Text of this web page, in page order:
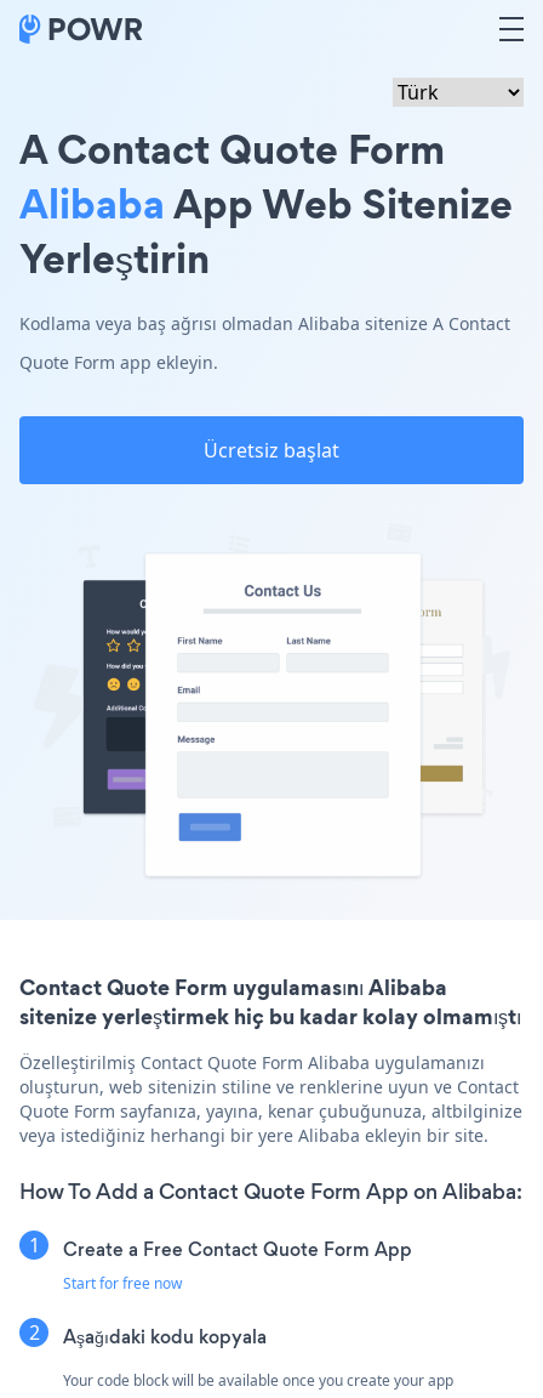
A Contact Quote Form
AlibabaApp Web Sitenize
Yerleştirin
Kodlama veya baş ağrısı olmadan Alibaba sitenize A Contact
Quote Form app ekleyin.
Ücretsiz başlat
Contact Quote Form uygulamasını Alibaba
sitenize yerleştirmek hiç bu kadar kolay olmamıştı
Özelleştirilmiş Contact Quote Form Alibaba uygulamanızı
oluşturun, web sitenizin stiline ve renklerine uyun ve Contact
Quote Form sayfanıza, yayına, kenar çubuğunuza, altbilginize
veya istediğiniz herhangi bir yere Alibaba ekleyin bir site.
How To Add a Contact Quote Form App on Alibaba:
Create a Free Contact Quote Form App
Start for free now
Aşağıdaki kodu kopyala
Your code block will be available once you create your app